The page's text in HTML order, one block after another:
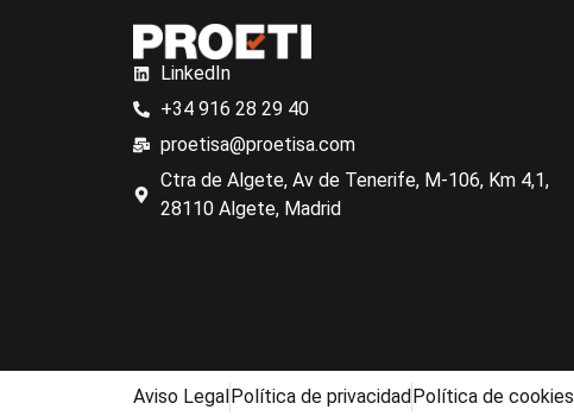
LinkedIn
+34 916 28 29 40
proetisa@proetisa.com
Ctra de Algete, Av de Tenerife, M-106, Km 4,1,
28110 Algete, Madrid
Aviso LegalPolítica de privacidadPolítica de cookies